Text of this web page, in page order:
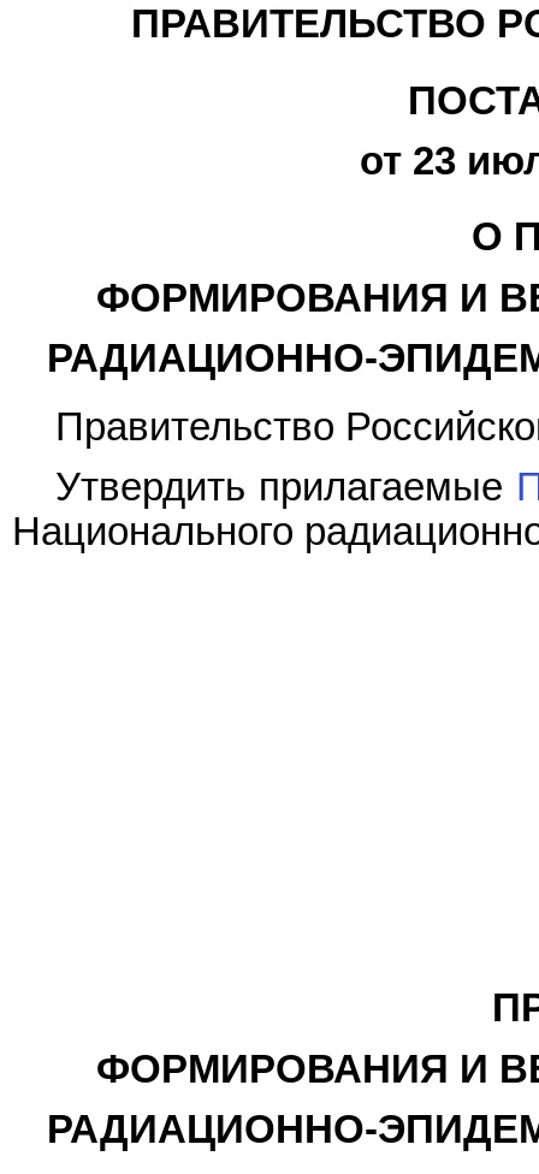
ПРАВИТЕЛЬСТВО
от 23
О
ФОРМИРОВАНИЯ И
РАДИАЦИОННО-
Правительство
Утвердить прилагаемые
Национального
ФОРМИРОВАНИЯ И
РАДИАЦИОННО-